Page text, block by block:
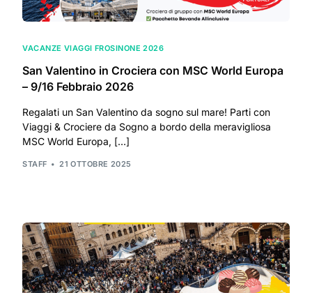
VACANZE VIAGGI FROSINONE 2026
San Valentino in Crociera con MSC World Europa
– 9/16 Febbraio 2026
Regalati un San Valentino da sogno sul mare! Parti con
Viaggi & Crociere da Sogno a bordo della meravigliosa
MSC World Europa, […]
STAFF 21 OTTOBRE 2025